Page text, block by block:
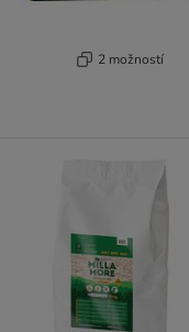
2 možností